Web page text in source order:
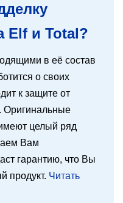
Elf и Total?
в её состав
о своих
к защите от
Оригинальные
целый ряд
Вам
гарантию, что Вы
продукт. Читать